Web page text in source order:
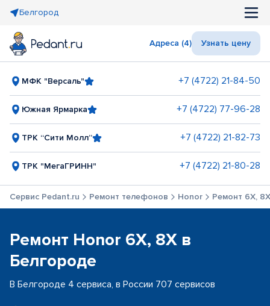
Белгород
Адреса (4) Узнать цену
МФК "Версаль" +7 (4722) 21-84-50
Южная Ярмарка +7 (4722) 77-96-28
ТРК “Сити Молл” +7 (4722) 21-82-73
ТРК "МегаГРИНН" +7 (4722) 21-80-28
Сервис Pedant.ru Ремонт телефонов Honor Ремонт 6X, 8X
Ремонт Honor 6X, 8X в
Белгороде
В Белгороде 4 сервиса, в России 707 сервисов